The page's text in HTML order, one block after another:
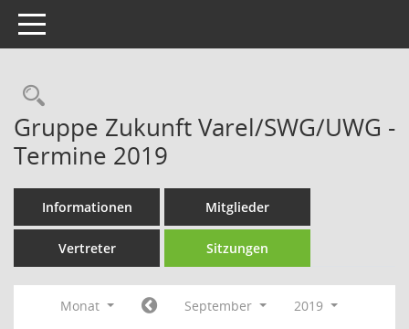
Toggle navigation
Rechercheauswahl
Gruppe Zukunft Varel/SWG/UWG -
Termine 2019
Informationen Mitglieder
Vertreter Sitzungen
Monat September
2019